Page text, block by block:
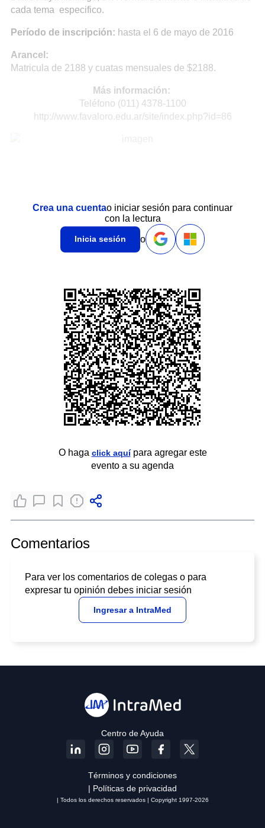
cada tema especifico.
Período de inscripción: hasta el 6 de mayo de 2016
Arancel:
Matricula de 2188 y cuatas mensuales de $2188.
Más información:
Teléfono (011) 4378-1100
http://www.favaloro.edu.ar/site/index.php?id=86
Crea una cuentao iniciar sesión para continuar
con la lectura
Inicia sesión o
O haga click aquípara agregar este
evento a su agenda
Comentarios
Para ver los comentarios de colegas o para
expresar tu opinión debes iniciar sesión
Ingresar a IntraMed
Centro de Ayuda
Términos y condiciones
| Políticas de privacidad
| Todos los derechos reservados | Copyright 1997-2026